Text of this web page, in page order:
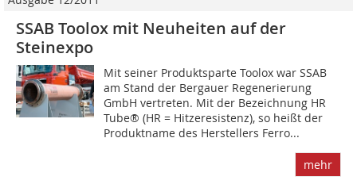
SSAB Toolox mit Neuheiten auf der
Steinexpo
Mit seiner Produktsparte Toolox war SSAB
am Stand der Bergauer Regenerierung
GmbH vertreten. Mit der Bezeichnung HR
Tube® (HR = Hitzeresistenz), so heißt der
Produktname des Herstellers Ferro...
mehr